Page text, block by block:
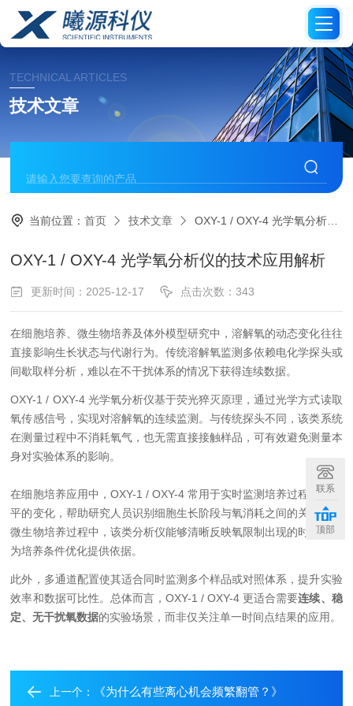
TECHNICAL ARTICLES
技术文章
当前位置：首页 技术文章 OXY-1 / OXY-4 光学氧分析仪的技术应用解析
OXY-1 / OXY-4 光学氧分析仪的技术应用解析
更新时间：2025-12-17 点击次数：343
在细胞培养、微生物培养及体外模型研究中，溶解氧的动态变化往往
直接影响生长状态与代谢行为。传统溶解氧监测多依赖电化学探头或
间歇取样分析，难以在不干扰体系的情况下获得连续数据。
OXY-1 / OXY-4 光学氧分析仪基于荧光猝灭原理，通过光学方式读取
氧传感信号，实现对溶解氧的连续监测。与传统探头不同，该类系统
在测量过程中不消耗氧气，也无需直接接触样品，可有效避免测量本
身对实验体系的影响。
在细胞培养应用中，OXY-1 / OXY-4 常用于实时监测培养过程中氧水
平的变化，帮助研究人员识别细胞生长阶段与氧消耗之间的关系。在
微生物培养过程中，该类分析仪能够清晰反映氧限制出现的时间点，
为培养条件优化提供依据。
此外，多通道配置使其适合同时监测多个样品或对照体系，提升实验
效率和数据可比性。总体而言，OXY-1 / OXY-4 更适合需要连续、稳
定、无干扰氧数据的实验场景，而非仅关注单一时间点结果的应用。
上一个： 《为什么有些离心机会频繁翻管？》
联系
顶部